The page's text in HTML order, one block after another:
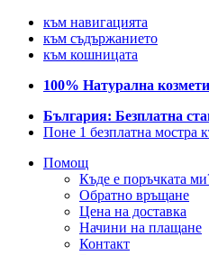
към навигацията
към съдържанието
към кошницата
100% Натурална
България: Безплатна
Поне 1 безплатна мостра
Помощ
Къде е поръчката
Обратно връщане
Цена на доставка
Начини на плащане
Контакт